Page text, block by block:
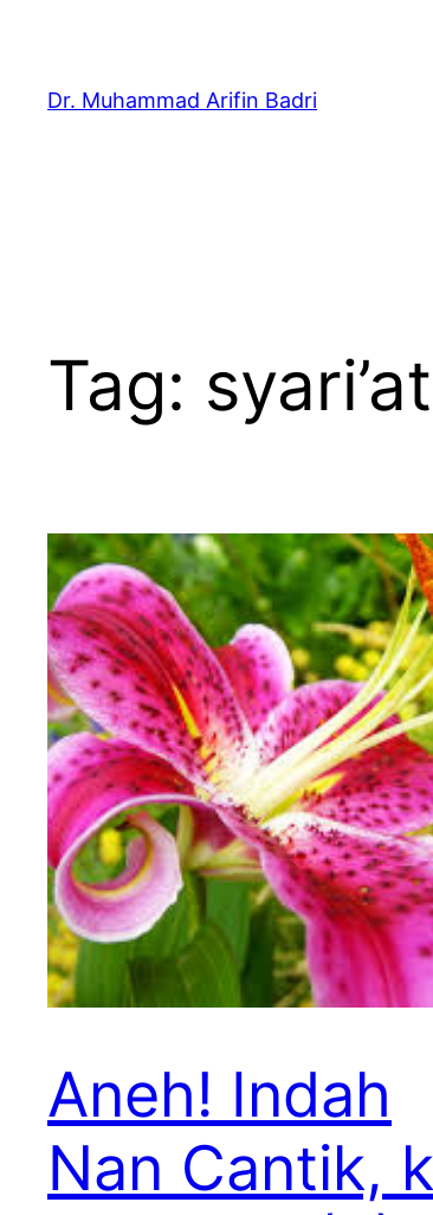
content
Dr. Muhammad Arifin Badri
Tag:
Aneh! Indah
Nan Cantik,